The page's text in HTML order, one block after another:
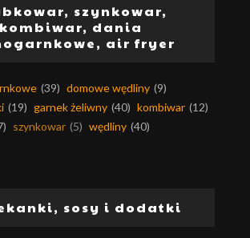
szynkowar,
kombiwar, dania
air fryer
(39) domowe wędliny (9)
(19) garnek żeliwny (40) kombiwar (12)
szynkowar (5) wędliny (40)
sosy i dodatki